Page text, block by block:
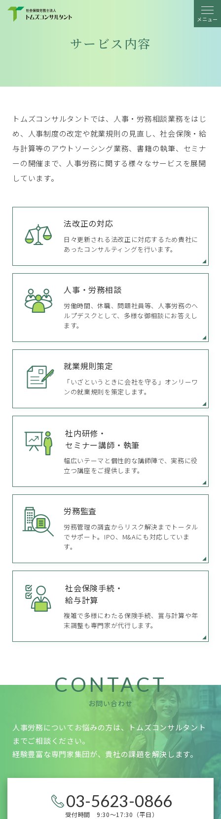
メニュー
サービス内容
トムズコンサルタントでは、人事・労務相談業務をはじ
め、人事制度の改定や就業規則の見直し、社会保険・給
与計算等のアウトソーシング業務、書籍の執筆、セミナ
ーの開催まで、
人事労務に関する様々なサービスを展開
しています。
法改正の対応
日々更新される法改正に対応するため貴社に
あったコンサルティングを行います。
人事・労務相談
労働時間、休職、問題社員等、人事労務のヘ
ルプデスクとして、多様な御相談にお答えし
ます。
就業規則策定
「いざというときに会社を守る」オンリーワ
ンの就業規則を策定します。
社内研修・
セミナー講師・執筆
幅広いテーマと個性的な講師陣で、実務に役
立つ講座をご提供します。
労務監査
労務管理の調査からリスク解決までトータル
でサポート。IPO、M&Aにも対応していま
す。
社会保険手続・
給与計算
複雑で多様にわたる保険手続、賞与計算や年
末調整も専門家が代行します。
CONTACT
お問い合わせ
人事労務についてお悩みの方は、トムズコンサルタント
までご相談ください。
経験豊富な専門家集団が、貴社の課題を解決します。
03-5623-0866
受付時間 9:30～17:30（平日）